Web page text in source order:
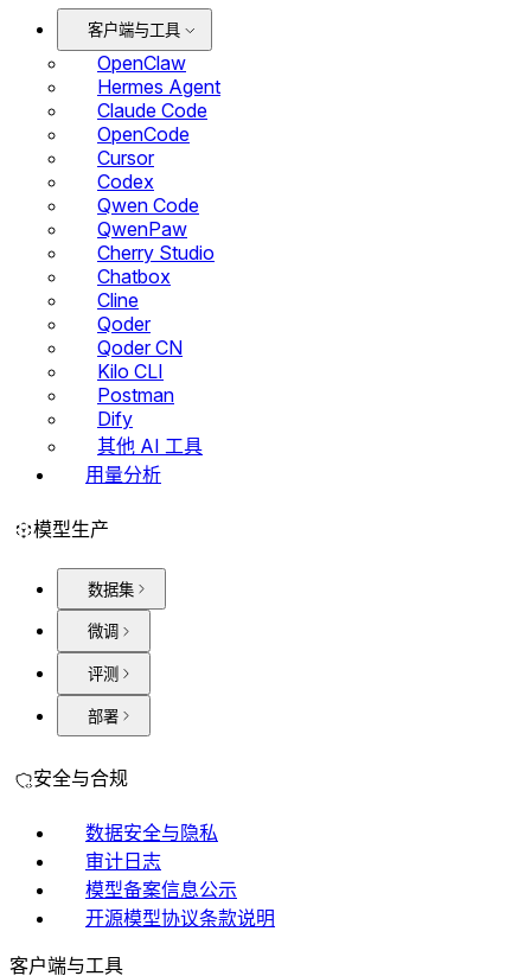
客户端与工具
OpenClaw
Hermes Agent
Claude Code
OpenCode
Cursor
Codex
Qwen Code
QwenPaw
Cherry Studio
Chatbox
Cline
Qoder
Qoder CN
Kilo CLI
Postman
Dify
其他 AI 工具
用量分析
模型生产
数据集
微调
评测
部署
安全与合规
数据安全与隐私
审计日志
模型备案信息公示
开源模型协议条款说明
客户端与工具